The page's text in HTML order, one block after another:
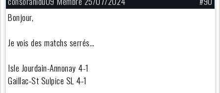
Bonjour,
Je vois des matchs serrés…
Isle Jourdain-Annonay 4-1
Gaillac-St Sulpice SL 4-1